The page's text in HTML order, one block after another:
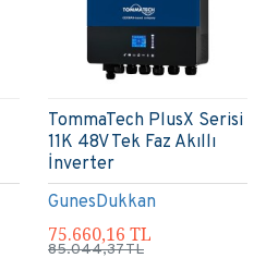
GunesDukkan
TommaTech New ProX
8K 48V Tek Faz Akıllı
İnverter
48.730,23 TL
54.774,29 TL